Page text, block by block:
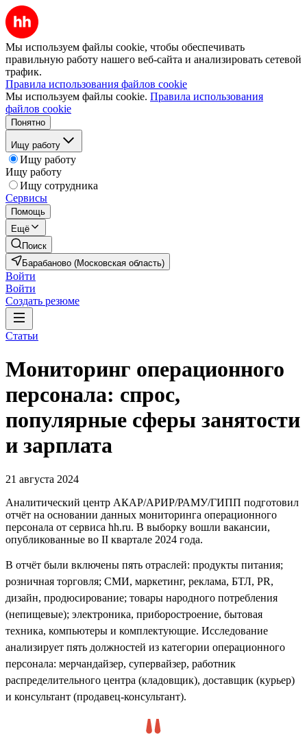
Мы используем файлы cookie, чтобы обеспечивать
правильную работу нашего веб-сайта и анализировать сетевой
трафик.
Правила использования файлов cookie
Мы используем файлы cookie. Правила использования
файлов cookie
Понятно
Ищу работу
Ищу работу
Ищу работу
Ищу сотрудника
Сервисы
Помощь
Ещё
Поиск
Барабаново (Московская область)
Войти
Войти
Создать резюме
Статьи
Мониторинг операционного
персонала: спрос,
популярные сферы занятости
и зарплата
21 августа 2024
Аналитический центр АКАР/АРИР/РАМУ/ГИПП подготовил
отчёт на основании данных мониторинга операционного
персонала от сервиса hh.ru. В выборку вошли вакансии,
опубликованные во II квартале 2024 года.
В отчёт были включены пять отраслей: продукты питания;
розничная торговля; СМИ, маркетинг, реклама, БТЛ, PR,
дизайн, продюсирование; товары народного потребления
(непищевые); электроника, приборостроение, бытовая
техника, компьютеры и комплектующие. Исследование
анализирует пять должностей из категории операционного
персонала: мерчандайзер, супервайзер, работник
распределительного центра (кладовщик), доставщик (курьер)
и консультант (продавец-консультант).